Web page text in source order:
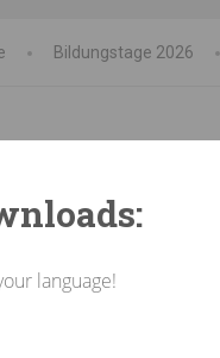
Bildungstage 2026
language!